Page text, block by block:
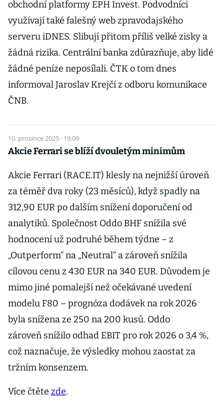
obchodní platformy EPH Invest. Podvodníci
využívají také falešný web zpravodajského
serveru iDNES. Slibují přitom příliš velké zisky a
žádná rizika. Centrální banka zdůrazňuje, aby lidé
žádné peníze neposílali. ČTK o tom dnes
informoval Jaroslav Krejčí z odboru komunikace
ČNB.
10. prosince 2025 · 19:09
Akcie Ferrari se blíží dvouletým minimům
Akcie Ferrari (RACE.IT) klesly na nejnižší úroveň
za téměř dva roky (23 měsíců), když spadly na
312,90 EUR po dalším snížení doporučení od
analytiků. Společnost Oddo BHF snížila své
hodnocení už podruhé během týdne – z
„Outperform“ na „Neutral“ a zároveň snížila
cílovou cenu z 430 EUR na 340 EUR. Důvodem je
mimo jiné pomalejší než očekávané uvedení
modelu F80 – prognóza dodávek na rok 2026
byla snížena ze 250 na 200 kusů. Oddo
zároveň snížilo odhad EBIT pro rok 2026 o 3,4 %,
což naznačuje, že výsledky mohou zaostat za
tržním konsenzem.
Více čtěte zde.